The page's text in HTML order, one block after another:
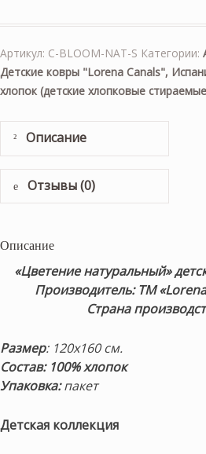
Артикул: C-BLOOM-NAT-S Категории:
Детские ковры "Lorena Canals",
хлопок (детские хлопковые
Описание
Отзывы (0)
Описание
«Цветение натуральный»
Производитель: ТМ
Страна
Размер: 120х160 см.
Состав: 100% хлопок
Упаковка:пакет
Детская коллекция